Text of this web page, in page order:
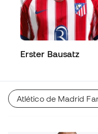
Erster Bausatz
Atlético de Madrid